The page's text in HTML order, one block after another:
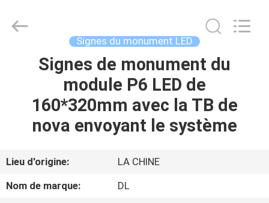
MAISON
PRODUITS
SHOW
Display
Labs
Signes du monument LED
Signes de monument du
module P6 LED de
160*320mm avec la TB de
nova envoyant le système
Lieu d'origine:
LA CHINE
Nom de marque:
DL